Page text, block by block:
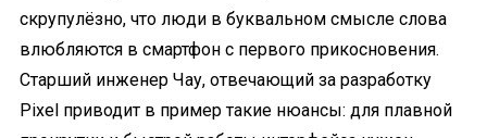
скрупулёзно, что люди в буквальном смысле слова
влюбляются в смартфон с первого прикосновения.
Старший инженер Чау, отвечающий за разработку
Pixel приводит в пример такие нюансы: для плавной